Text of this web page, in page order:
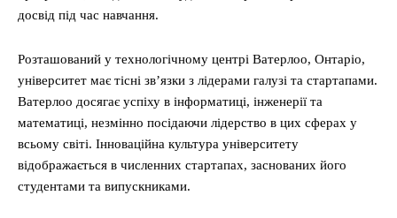
досвід під час навчання.
Розташований у технологічному центрі Ватерлоо, Онтаріо,
університет має тісні зв’язки з лідерами галузі та стартапами.
Ватерлоо досягає успіху в інформатиці, інженерії та
математиці, незмінно посідаючи лідерство в цих сферах у
всьому світі. Інноваційна культура університету
відображається в численних стартапах, заснованих його
студентами та випускниками.